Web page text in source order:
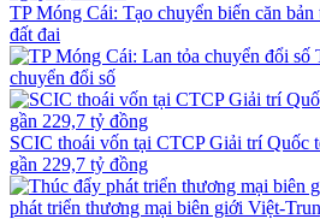
TP Móng Cái: Tạo chuyển biến căn
đất đai
chuyển đổi số
SCIC thoái vốn tại CTCP Giải trí Quốc
gần 229,7 tỷ đồng
phát triển thương mại biên giới Việt-